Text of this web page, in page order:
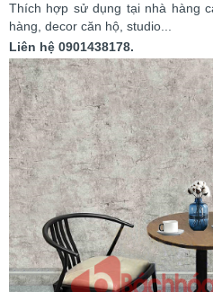
Thích hợp sử dụng tại nhà hàng
hàng, decor căn hộ, studio...
Liên hệ 0901438178.